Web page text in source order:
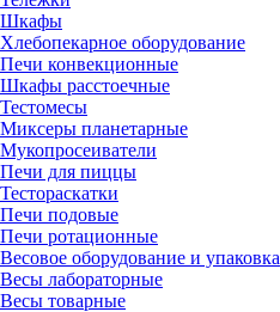
Шкафы
Хлебопекарное оборудование
Печи конвекционные
Шкафы расстоечные
Тестомесы
Миксеры планетарные
Мукопросеиватели
Печи для пиццы
Тестораскатки
Печи подовые
Печи ротационные
Весовое оборудование и упаковка
Весы лабораторные
Весы товарные